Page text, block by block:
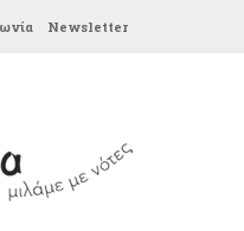
Newsletter